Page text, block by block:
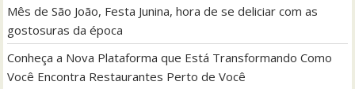
Mês de São João, Festa Junina, hora de se deliciar com as
gostosuras da época
Conheça a Nova Plataforma que Está Transformando Como
Você Encontra Restaurantes Perto de Você